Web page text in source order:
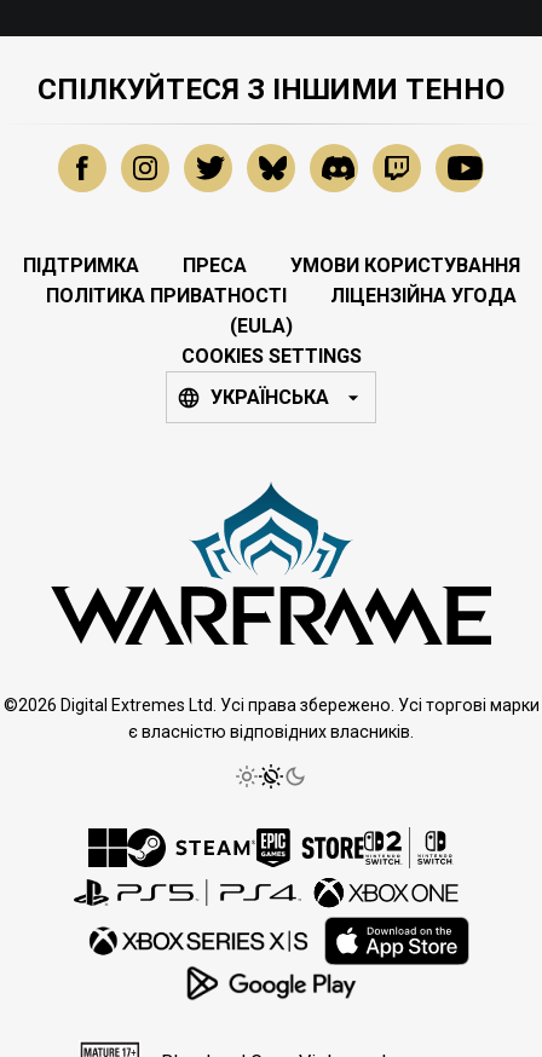
СПІЛКУЙТЕСЯ З ІНШИМИ ТЕННО
ПІДТРИМКА ПРЕСА
УМОВИ КОРИСТУВАННЯ
ПОЛІТИКА ПРИВАТНОСТІ
ЛІЦЕНЗІЙНА УГОДА
(EULA)
COOKIES SETTINGS
УКРАЇНСЬКА
©2026 Digital Extremes Ltd. Усі права збережено. Усі торгові марки
є власністю відповідних власників.